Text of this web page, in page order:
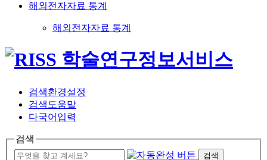
해외전자자료 통계
해외전자자료 통계
검색환경설정
검색도움말
다국어입력
검색
검색